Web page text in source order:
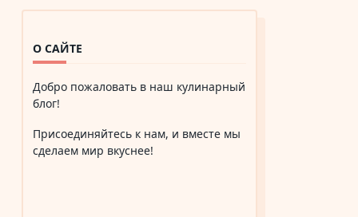
О САЙТЕ
Добро пожаловать в наш кулинарный
блог!
Присоединяйтесь к нам, и вместе мы
сделаем мир вкуснее!